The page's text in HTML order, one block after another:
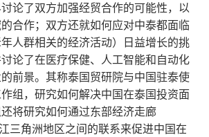
论了双方加强经贸合作的可能性，以
合作；双方还就如何应对中泰都面临
人群相关的经济活动）日益增长的挑
论了在医疗保健、人工智能和自动化
前景。其称泰国贸研院与中国驻泰使
组，研究如何解决中国在泰国投资面
将研究如何通过东部经济走廊
江三角洲地区之间的联系来促进中国在